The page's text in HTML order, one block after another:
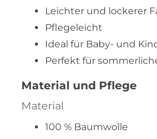
Leichter und lockerer
Pflegeleicht
Ideal für Baby- und
Perfekt für
Material und Pflege
Material
100 % Baumwolle